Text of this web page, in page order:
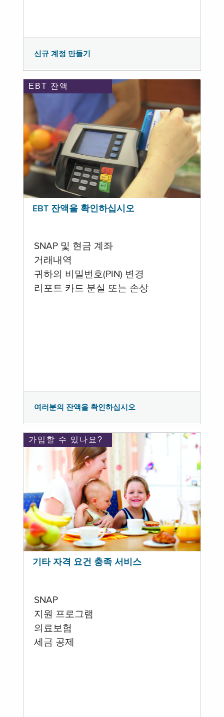
신규 계정 만들기
EBT 잔액
EBT 잔액을 확인하십시오
SNAP 및 현금 계좌
거래내역
귀하의 비밀번호(PIN) 변경
리포트 카드 분실 또는 손상
여러분의 잔액을 확인하십시오
가입할 수 있나요?
기타 자격 요건 충족 서비스
SNAP
지원 프로그램
의료보험
세금 공제